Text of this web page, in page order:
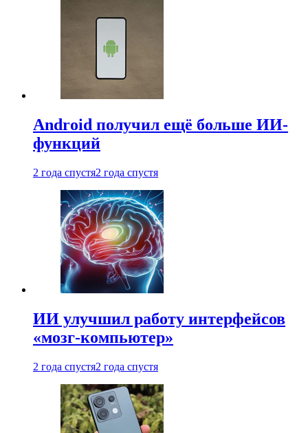
Android получил ещё больше ИИ-
функций
2 года спустя2 года спустя
ИИ улучшил работу интерфейсов
«мозг-компьютер»
2 года спустя2 года спустя